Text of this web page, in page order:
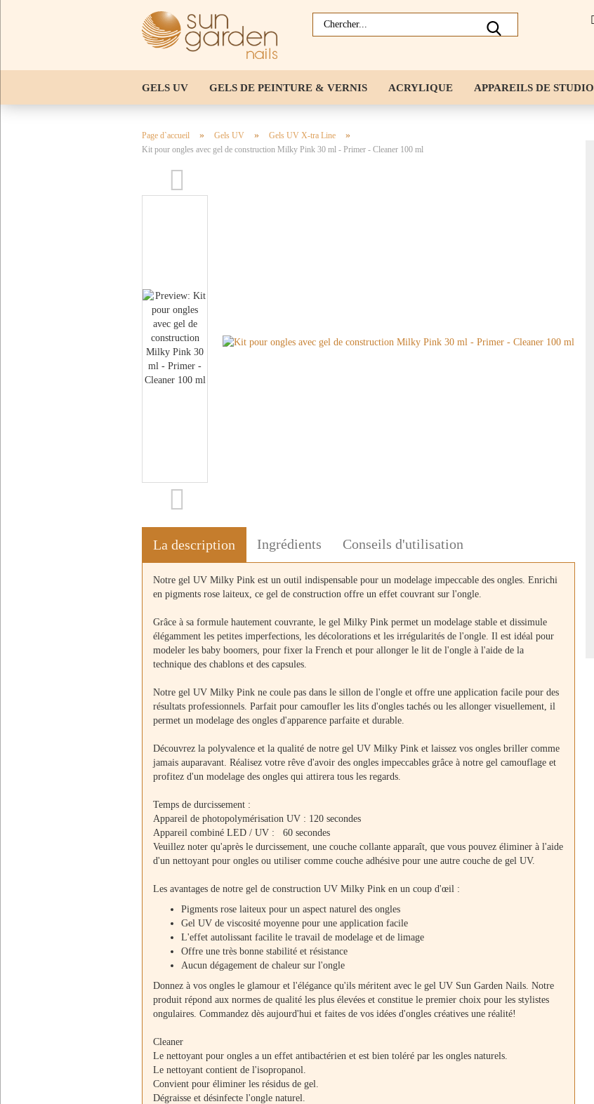
GELS UV GELS DE PEINTURE & VERNIS ACRYLIQUE APPAREILS DE STUDIO
ACCESSOIRES POUR LES ONGLES
Page d`accueil » Gels UV » Gels UV X-tra Line »
Kit pour ongles avec gel de construction Milky Pink 30 ml - Primer - Cleaner 100 ml
La description Ingrédients Conseils d'utilisation
Notre gel UV Milky Pink est un outil indispensable pour un modelage impeccable des ongles. Enrichi
en pigments rose laiteux, ce gel de construction offre un effet couvrant sur l'ongle.
Grâce à sa formule hautement couvrante, le gel Milky Pink permet un modelage stable et dissimule
élégamment les petites imperfections, les décolorations et les irrégularités de l'ongle. Il est idéal pour
modeler les baby boomers, pour fixer la French et pour allonger le lit de l'ongle à l'aide de la
technique des chablons et des capsules.
Notre gel UV Milky Pink ne coule pas dans le sillon de l'ongle et offre une application facile pour des
résultats professionnels. Parfait pour camoufler les lits d'ongles tachés ou les allonger visuellement, il
permet un modelage des ongles d'apparence parfaite et durable.
Découvrez la polyvalence et la qualité de notre gel UV Milky Pink et laissez vos ongles briller comme
jamais auparavant. Réalisez votre rêve d'avoir des ongles impeccables grâce à notre gel camouflage et
profitez d'un modelage des ongles qui attirera tous les regards.
Temps de durcissement :
Appareil de photopolymérisation UV : 120 secondes
Appareil combiné LED / UV : 60 secondes
Veuillez noter qu'après le durcissement, une couche collante apparaît, que vous pouvez éliminer à l'aide
d'un nettoyant pour ongles ou utiliser comme couche adhésive pour une autre couche de gel UV.
Les avantages de notre gel de construction UV Milky Pink en un coup d'œil :
Pigments rose laiteux pour un aspect naturel des ongles
Gel UV de viscosité moyenne pour une application facile
L'effet autolissant facilite le travail de modelage et de limage
Offre une très bonne stabilité et résistance
Aucun dégagement de chaleur sur l'ongle
Donnez à vos ongles le glamour et l'élégance qu'ils méritent avec le gel UV Sun Garden Nails. Notre
produit répond aux normes de qualité les plus élevées et constitue le premier choix pour les stylistes
ongulaires. Commandez dès aujourd'hui et faites de vos idées d'ongles créatives une réalité!
Cleaner
Le nettoyant pour ongles a un effet antibactérien et est bien toléré par les ongles naturels.
Le nettoyant contient de l'isopropanol.
Convient pour éliminer les résidus de gel.
Dégraisse et désinfecte l'ongle naturel.